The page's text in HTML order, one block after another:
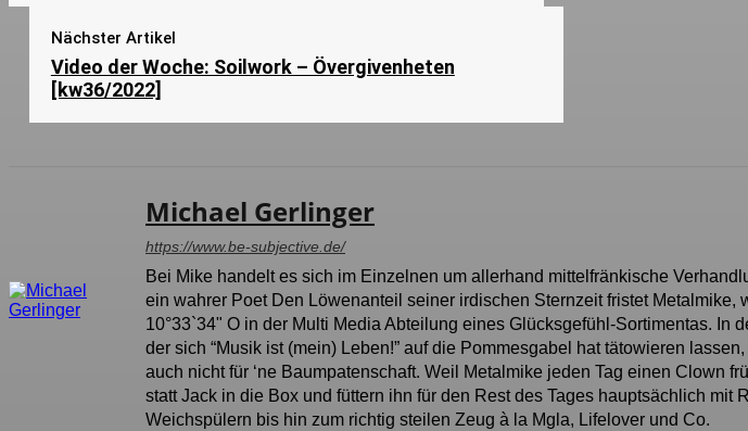
Nächster Artikel
Video der Woche: Soilwork – Övergivenheten
[kw36/2022]
Michael Gerlinger
https://www.be-subjective.de/
Bei Mike handelt es sich im Einzelnen um allerhand mittelfränkische
ein wahrer Poet Den Löwenanteil seiner irdischen Sternzeit fristet Metalmike,
10°33`34" O in der Multi Media Abteilung eines Glücksgefühl-Sortimentas. In
der sich “Musik ist (mein) Leben!” auf die Pommesgabel hat tätowieren
auch nicht für ‘ne Baumpatenschaft. Weil Metalmike jeden Tag einen Clown
statt Jack in die Box und füttern ihn für den Rest des Tages hauptsächlich mit
Weichspülern bis hin zum richtig steilen Zeug à la Mgla, Lifelover und Co.